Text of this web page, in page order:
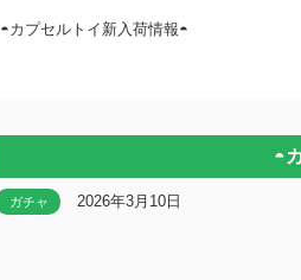
◓カプセルトイ新入荷情報◓
◓
ガチャ 2026年3月10日